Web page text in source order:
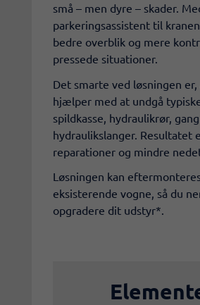
små – men dyre – skader.
parkeringsassistent til
bedre overblik og mere
pressede situationer.
Det smarte ved løsningen er,
hjælper med at undgå
spildkasse, hydraulikrør,
hydraulikslanger. Resultatet
reparationer og mindre
Løsningen kan
eksisterende vogne, så du
opgradere dit udstyr*.